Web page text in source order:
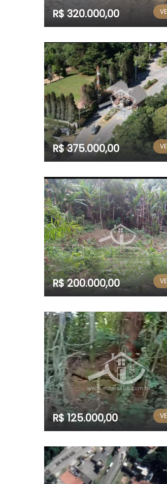
R$ 320.000,00
R$ 375.000,00
R$ 200.000,00
R$ 125.000,00